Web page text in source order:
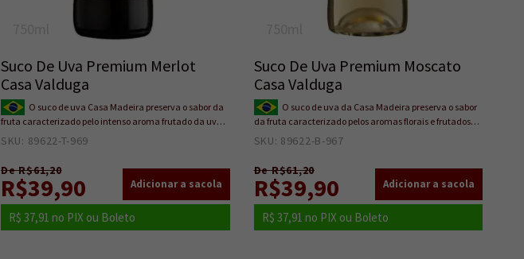
Suco De Uva Premium Merlot
Casa Valduga
O suco de uva Casa Madeira preserva o sabor da
fruta caracterizado pelo intenso aroma frutado da uva
Merlot. Não possui Adição de açúcares, água ou
SKU: 89622-T-969
De R$61,20
R$39,90
R$ 37,91 no PIX ou Boleto
Suco De Uva Premium Moscato
Casa Valduga
O suco de uva da Casa Madeira preserva o sabor
da fruta caracterizado pelos aromas florais e frutados
da uva Moscato. Não possui adição de açúcares, água
SKU: 89622-B-967
De R$61,20
R$39,90
R$ 37,91 no PIX ou Boleto